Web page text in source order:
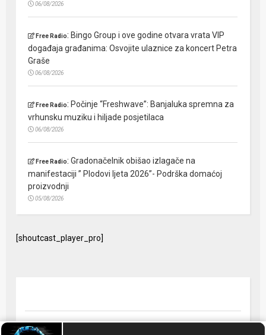
06/08/2026
Free Radio: Bingo Group i ove godine otvara vrata VIP
događaja građanima: Osvojite ulaznice za koncert Petra
Graše
06/08/2026
Free Radio: Počinje “Freshwave”: Banjaluka spremna za
vrhunsku muziku i hiljade posjetilaca
06/08/2026
Free Radio:Gradonačelnik obišao izlagače na
manifestaciji ” Plodovi ljeta 2026”- Podrška domaćoj
proizvodnji
05/08/2026
[shoutcast_player_pro]